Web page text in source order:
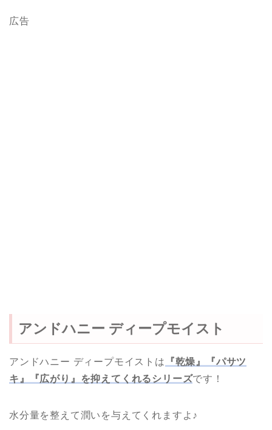
広告
アンドハニー ディープモイスト
アンドハニー ディープモイストは
『乾燥』『パサツ
キ』『広がり』を抑えてくれるシリーズです！
水分量を整えて潤いを与えてくれますよ♪